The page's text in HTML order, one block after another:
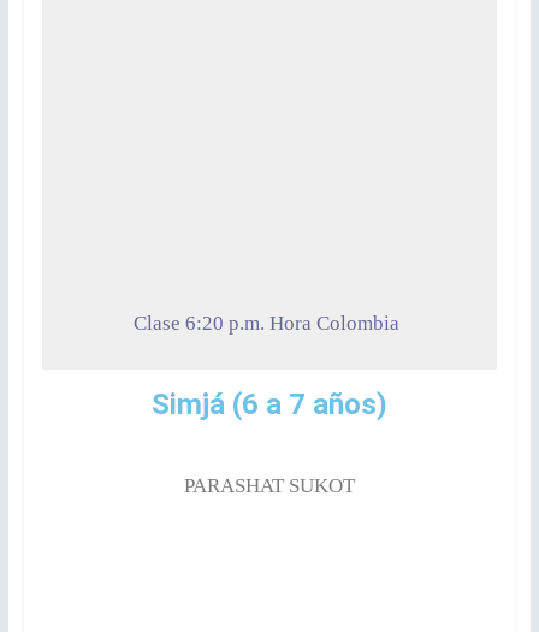
Clase 6:20 p.m. Hora Colombia
Simjá (6 a 7 años)
PARASHAT SUKOT